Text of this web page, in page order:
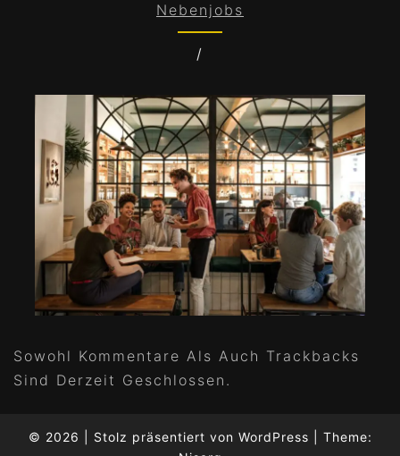
Nebenjobs
/
Sowohl Kommentare Als Auch Trackbacks
Sind Derzeit Geschlossen.
© 2026 Stolz präsentiert von WordPress
Theme: